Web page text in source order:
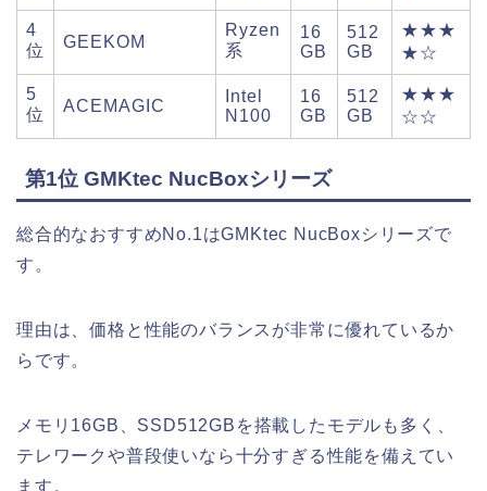
4
位
GEEKOM
Ryzen
系
16
GB
512
GB
★★★
★☆
5
位
ACEMAGIC
Intel
N100
16
GB
512
GB
★★★
☆☆
第1位 GMKtec NucBoxシリーズ
総合的なおすすめNo.1はGMKtec NucBoxシリーズで
す。
理由は、価格と性能のバランスが非常に優れているか
らです。
メモリ16GB、SSD512GBを搭載したモデルも多く、
テレワークや普段使いなら十分すぎる性能を備えてい
ます。